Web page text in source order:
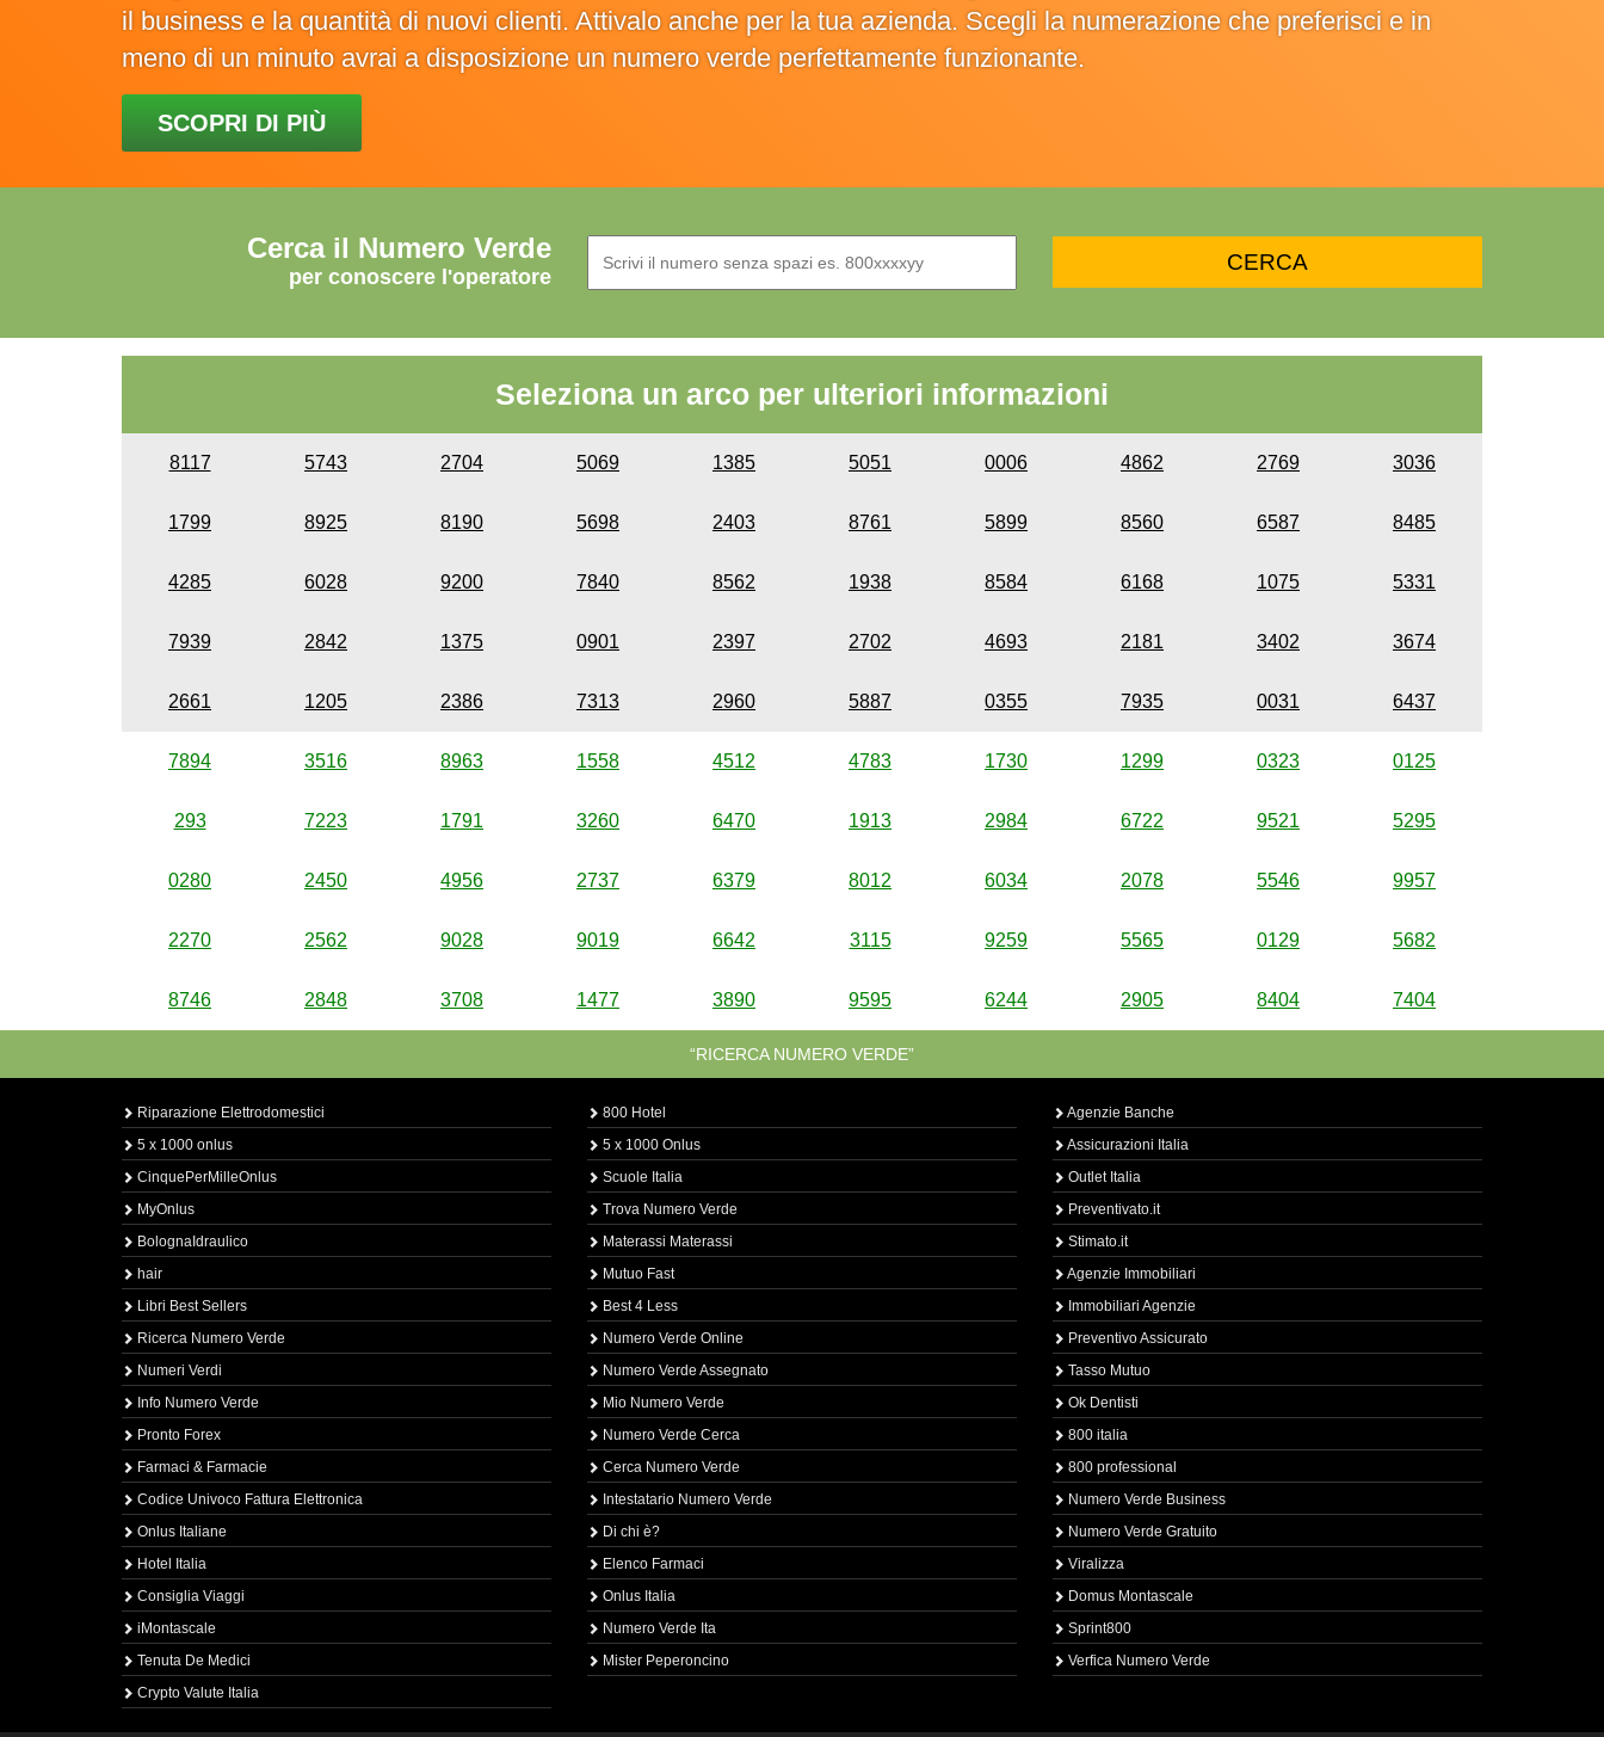
il business e la quantità di nuovi clienti. Attivalo anche per la tua azienda. Scegli la numerazione che preferisci e in
meno di un minuto avrai a disposizione un numero verde perfettamente funzionante.
SCOPRI DI PIÙ
Cerca il Numero Verde
per conoscere l'operatore
Seleziona un arco per ulteriori informazioni
8117 5743 2704 5069 1385 5051 0006 4862 2769 3036
1799 8925 8190 5698 2403 8761 5899 8560 6587 8485
4285 6028 9200 7840 8562 1938 8584 6168 1075 5331
7939 2842 1375 0901 2397 2702 4693 2181 3402 3674
2661 1205 2386 7313 2960 5887 0355 7935 0031 6437
7894 3516 8963 1558 4512 4783 1730 1299 0323 0125
293 7223 1791 3260 6470 1913 2984 6722 9521 5295
0280 2450 4956 2737 6379 8012 6034 2078 5546 9957
2270 2562 9028 9019 6642 3115 9259 5565 0129 5682
8746 2848 3708 1477 3890 9595 6244 2905 8404 7404
“RICERCA NUMERO VERDE”
Riparazione Elettrodomestici
5 x 1000 onlus
CinquePerMilleOnlus
MyOnlus
BolognaIdraulico
hair
Libri Best Sellers
Ricerca Numero Verde
Numeri Verdi
Info Numero Verde
Pronto Forex
Farmaci & Farmacie
Codice Univoco Fattura Elettronica
Onlus Italiane
Hotel Italia
Consiglia Viaggi
iMontascale
Tenuta De Medici
Crypto Valute Italia
800 Hotel
5 x 1000 Onlus
Scuole Italia
Trova Numero Verde
Materassi Materassi
Mutuo Fast
Best 4 Less
Numero Verde Online
Numero Verde Assegnato
Mio Numero Verde
Numero Verde Cerca
Cerca Numero Verde
Intestatario Numero Verde
Di chi è?
Elenco Farmaci
Onlus Italia
Numero Verde Ita
Mister Peperoncino
Agenzie Banche
Assicurazioni Italia
Outlet Italia
Preventivato.it
Stimato.it
Agenzie Immobiliari
Immobiliari Agenzie
Preventivo Assicurato
Tasso Mutuo
Ok Dentisti
800 italia
800 professional
Numero Verde Business
Numero Verde Gratuito
Viralizza
Domus Montascale
Sprint800
Verfica Numero Verde